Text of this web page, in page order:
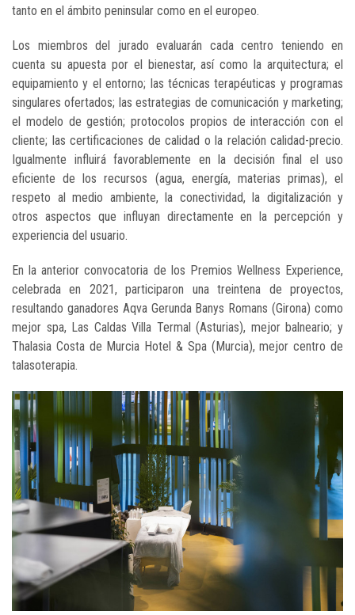
tanto en el ámbito peninsular como en el europeo.
Los miembros del jurado evaluarán cada centro teniendo en
cuenta su apuesta por el bienestar, así como la arquitectura; el
equipamiento y el entorno; las técnicas terapéuticas y programas
singulares ofertados; las estrategias de comunicación y marketing;
el modelo de gestión; protocolos propios de interacción con el
cliente; las certificaciones de calidad o la relación calidad-precio.
Igualmente influirá favorablemente en la decisión final el uso
eficiente de los recursos (agua, energía, materias primas), el
respeto al medio ambiente, la conectividad, la digitalización y
otros aspectos que influyan directamente en la percepción y
experiencia del usuario.
En la anterior convocatoria de los Premios Wellness Experience,
celebrada en 2021, participaron una treintena de proyectos,
resultando ganadores Aqva Gerunda Banys Romans (Girona) como
mejor spa, Las Caldas Villa Termal (Asturias), mejor balneario; y
Thalasia Costa de Murcia Hotel & Spa (Murcia), mejor centro de
talasoterapia.